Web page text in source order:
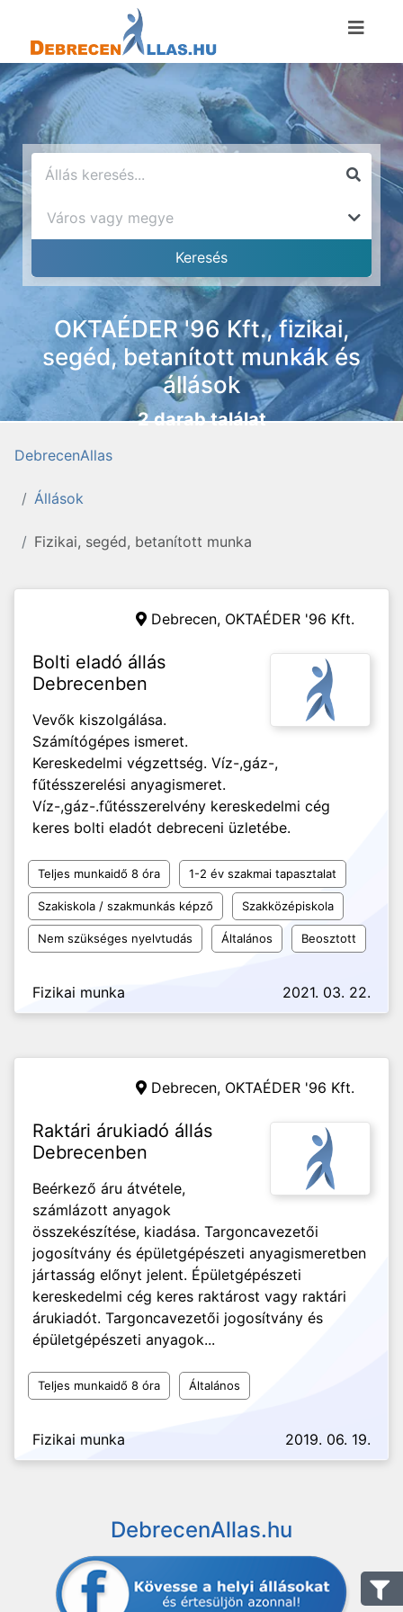
OKTAÉDER '96 Kft., fizikai,
segéd, betanított munkák és
állások
2 darab találat
DebrecenAllas
Állások
Fizikai, segéd, betanított munka
Debrecen, OKTAÉDER '96 Kft.
Bolti eladó állás
Debrecenben
Vevők kiszolgálása.
Számítógépes ismeret.
Kereskedelmi végzettség. Víz-,gáz-,
fűtésszerelési anyagismeret.
Víz-,gáz-.fűtésszerelvény kereskedelmi cég
keres bolti eladót debreceni üzletébe.
Teljes munkaidő 8 óra 1-2 év szakmai tapasztalat
Szakiskola / szakmunkás képző Szakközépiskola
Nem szükséges nyelvtudás Általános Beosztott
Fizikai munka 2021. 03. 22.
Debrecen, OKTAÉDER '96 Kft.
Raktári árukiadó állás
Debrecenben
Beérkező áru átvétele,
számlázott anyagok
összekészítése, kiadása. Targoncavezetői
jogosítvány és épületgépészeti anyagismeretben
jártasság előnyt jelent. Épületgépészeti
kereskedelmi cég keres raktárost vagy raktári
árukiadót. Targoncavezetői jogosítvány és
épületgépészeti anyagok...
Teljes munkaidő 8 óra Általános
Fizikai munka 2019. 06. 19.
DebrecenAllas.hu